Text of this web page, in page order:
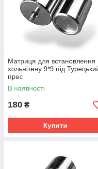
Матриця для встановлення
хольнітену 9*9 під
прес
В наявності
180 ₴
Купити